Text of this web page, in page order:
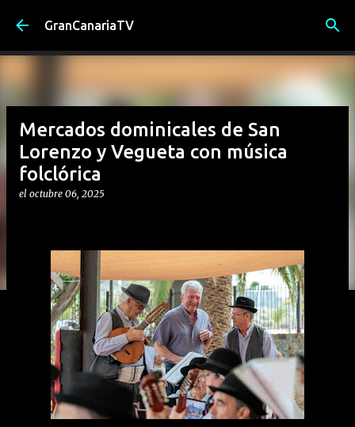
Ir al contenido principal
GranCanariaTV
Mercados dominicales de San
Lorenzo y Vegueta con música
folclórica
el octubre 06, 2025